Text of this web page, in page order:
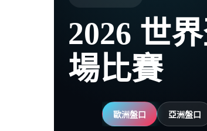
2026 世
場比賽
歐洲盤口 亞洲盤口